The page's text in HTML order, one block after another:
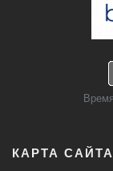
КАРТА САЙТА